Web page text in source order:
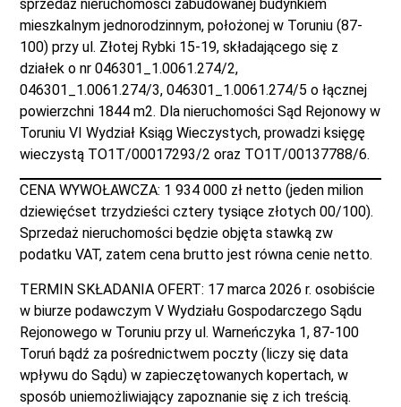
sprzedaż nieruchomości zabudowanej budynkiem
mieszkalnym jednorodzinnym, położonej w Toruniu (87-
100) przy ul. Złotej Rybki 15-19, składającego się z
działek o nr 046301_1.0061.274/2,
046301_1.0061.274/3, 046301_1.0061.274/5 o łącznej
powierzchni 1844 m2. Dla nieruchomości Sąd Rejonowy w
Toruniu VI Wydział Ksiąg Wieczystych, prowadzi księgę
wieczystą TO1T/00017293/2 oraz TO1T/00137788/6.
CENA WYWOŁAWCZA: 1 934 000 zł netto (jeden milion
dziewięćset trzydzieści cztery tysiące złotych 00/100).
Sprzedaż nieruchomości będzie objęta stawką zw
podatku VAT, zatem cena brutto jest równa cenie netto.
TERMIN SKŁADANIA OFERT: 17 marca 2026 r. osobiście
w biurze podawczym V Wydziału Gospodarczego Sądu
Rejonowego w Toruniu przy ul. Warneńczyka 1, 87-100
Toruń bądź za pośrednictwem poczty (liczy się data
wpływu do Sądu) w zapieczętowanych kopertach, w
sposób uniemożliwiający zapoznanie się z ich treścią.